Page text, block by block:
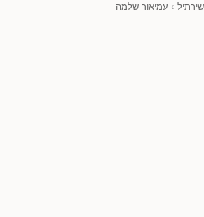
שירתיל › עמיאור שלמה